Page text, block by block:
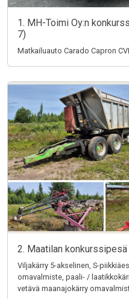
1. MH-Toimi Oy:n
7)
Matkailuauto Carado Capron
2. Maatilan
Viljakärry 5-akselinen, S-
omavalmiste, paali- /
vetävä maanajokärry